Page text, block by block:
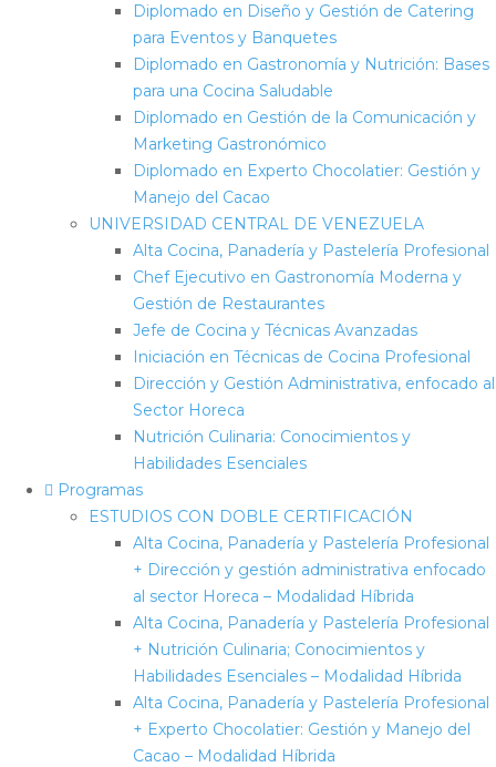
Diplomado en Diseño y Gestión de Catering
para Eventos y Banquetes
Diplomado en Gastronomía y Nutrición: Bases
para una Cocina Saludable
Diplomado en Gestión de la Comunicación y
Marketing Gastronómico
Diplomado en Experto Chocolatier: Gestión y
Manejo del Cacao
UNIVERSIDAD CENTRAL DE VENEZUELA
Alta Cocina, Panadería y Pastelería Profesional
Chef Ejecutivo en Gastronomía Moderna y
Gestión de Restaurantes
Jefe de Cocina y Técnicas Avanzadas
Iniciación en Técnicas de Cocina Profesional
Dirección y Gestión Administrativa, enfocado al
Sector Horeca
Nutrición Culinaria: Conocimientos y
Habilidades Esenciales
Programas
ESTUDIOS CON DOBLE CERTIFICACIÓN
Alta Cocina, Panadería y Pastelería Profesional
+ Dirección y gestión administrativa enfocado
al sector Horeca – Modalidad Híbrida
Alta Cocina, Panadería y Pastelería Profesional
+ Nutrición Culinaria; Conocimientos y
Habilidades Esenciales – Modalidad Híbrida
Alta Cocina, Panadería y Pastelería Profesional
+ Experto Chocolatier: Gestión y Manejo del
Cacao – Modalidad Híbrida